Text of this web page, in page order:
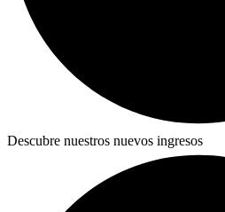
Descubre nuestros nuevos ingresos